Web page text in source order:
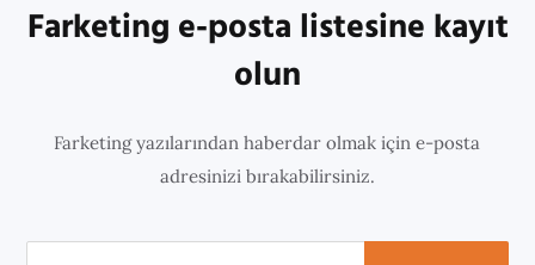
Farketing e-posta listesine kayıt
olun
Farketing yazılarından haberdar olmak için e-posta
adresinizi bırakabilirsiniz.